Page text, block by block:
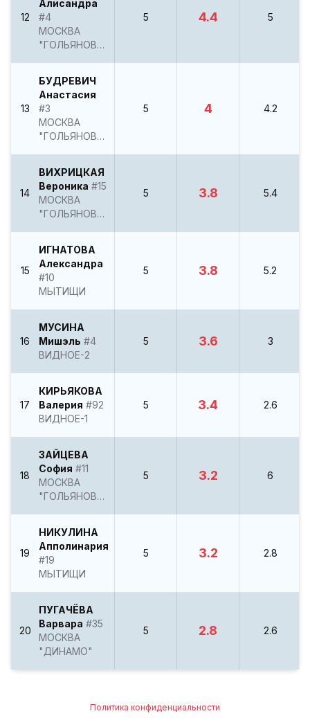
12
Алисандра
#4
МОСКВА
"ГОЛЬЯНОВО"
5 4.4 5
13
БУДРЕВИЧ
Анастасия
#3
МОСКВА
"ГОЛЬЯНОВО"
5 4 4.2
14
ВИХРИЦКАЯ
Вероника #15
МОСКВА
"ГОЛЬЯНОВО"
5 3.8 5.4
15
ИГНАТОВА
Александра
#10
МЫТИЩИ
5 3.8 5.2
16
МУСИНА
Мишэль #4
ВИДНОЕ-2
5 3.6 3
17
КИРЬЯКОВА
Валерия #92
ВИДНОЕ-1
5 3.4 2.6
18
ЗАЙЦЕВА
София #11
МОСКВА
"ГОЛЬЯНОВО"
5 3.2 6
19
НИКУЛИНА
Апполинария
#19
МЫТИЩИ
5 3.2 2.8
20
ПУГАЧЁВА
Варвара #35
МОСКВА
"ДИНАМО"
5 2.8 2.6
Политика конфиденциальности